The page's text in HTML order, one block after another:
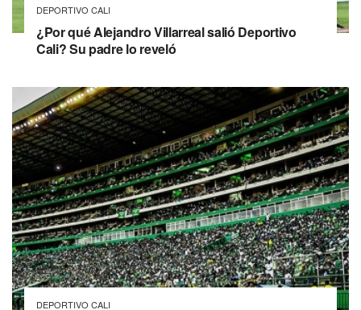
DEPORTIVO CALI
¿Por qué Alejandro Villarreal salió Deportivo
Cali? Su padre lo reveló
DEPORTIVO CALI